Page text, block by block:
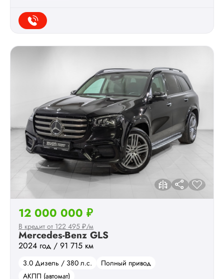
Mercedes-Benz GLS
2024 год / 91 715 км
3.0 Дизель / 380 л.с.
Полный привод
АКПП (автомат)
12 000 000 ₽
В кредит от 122 495 ₽/м